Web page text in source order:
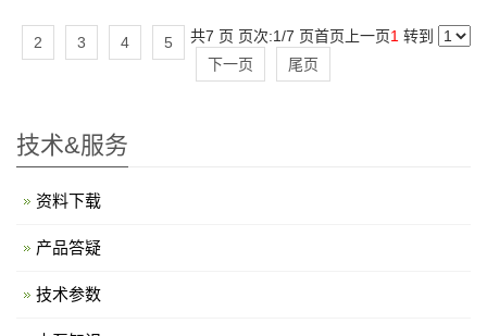
共7 页 页次:1/7 页首页 上一页1
2 3 4
5
下一页
尾页
转到
技术&服务
资料下载
产品答疑
技术参数